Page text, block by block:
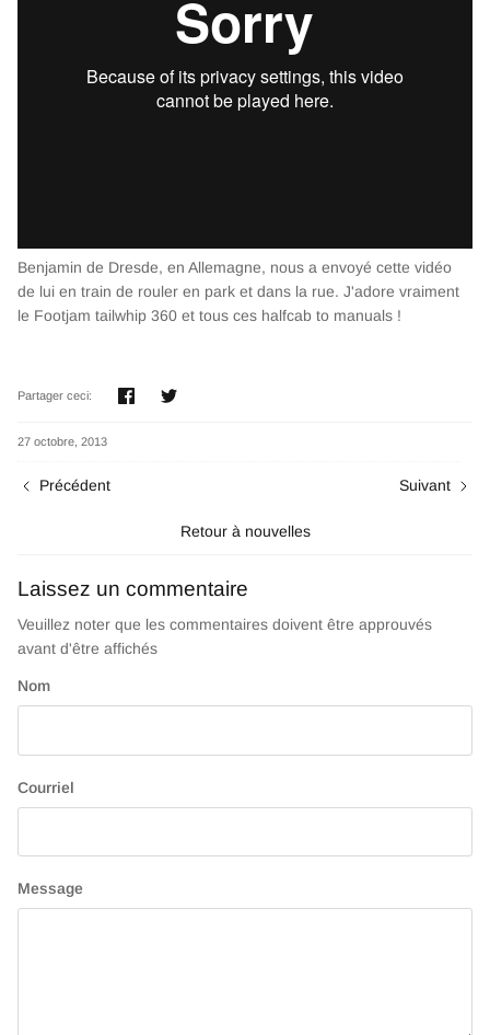
Benjamin de Dresde, en Allemagne, nous a envoyé cette vidéo
de lui en train de rouler en park et dans la rue. J'adore vraiment
le Footjam tailwhip 360 et tous ces halfcab to manuals !
Partager ceci: PartagerTweeter
27 octobre, 2013
Précédent
Retour à nouvelles
Suivant
Laissez un commentaire
Veuillez noter que les commentaires doivent être approuvés
avant d'être affichés
Nom
Courriel
Message